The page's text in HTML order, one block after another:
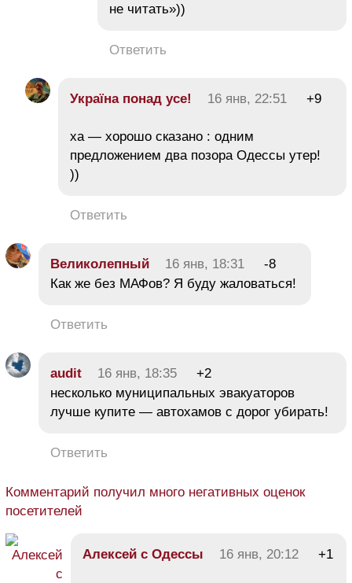
не читать»))
Ответить
Україна понад усe! 16 янв, 22:51 +9
ха — хорошо сказано : одним
предложением два позора Одессы утер!
))
Ответить
Великолепный 16 янв, 18:31
-8
Как же без МАФов? Я буду жаловаться!
Ответить
audit 16 янв, 18:35
+2
несколько муниципальных эвакуаторов
лучше купите — автохамов с дорог убирать!
Ответить
Комментарий получил много негативных оценок
посетителей
Алексей с Одессы 16 янв, 20:12 +1